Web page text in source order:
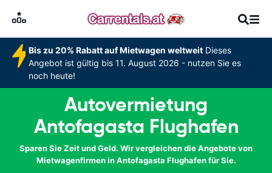
Bis zu 20% Rabatt auf Mietwagen weltweitDieses
Angebot ist gültig bis 11. August 2026 - nutzen Sie es
noch heute!
Autovermietung
Antofagasta Flughafen
Sparen Sie Zeit und Geld. Wir vergleichen die Angebote von
Mietwagenfirmen in Antofagasta Flughafen für Sie.